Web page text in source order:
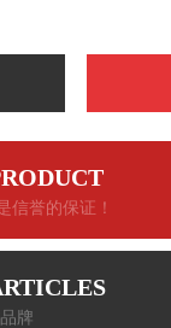
信誉的保证！
牌